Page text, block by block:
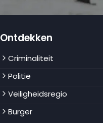
Ontdekken
Criminaliteit
Politie
Veiligheidsregio
Burger